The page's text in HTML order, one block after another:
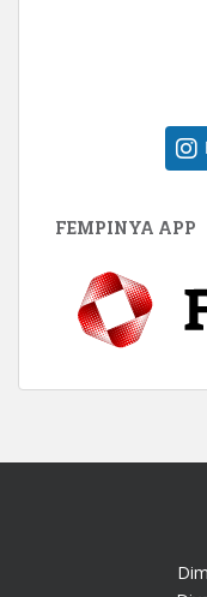
FEMPINYA APP